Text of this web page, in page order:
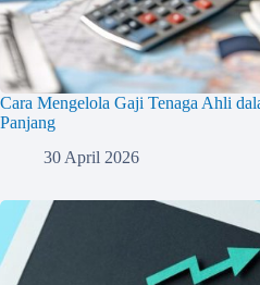
Cara Mengelola Gaji Tenaga Ahli
Panjang
30 April 2026